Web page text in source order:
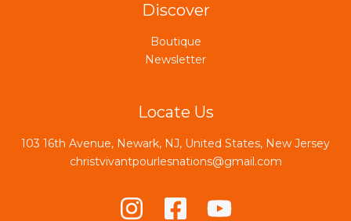
Discover
Boutique
Newsletter
Locate Us
103 16th Avenue, Newark, NJ, United States, New Jersey
christvivantpourlesnations@gmail.com